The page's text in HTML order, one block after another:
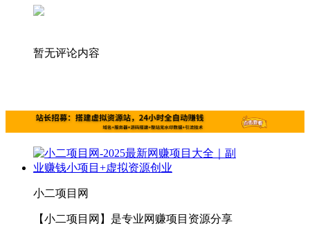
暂无评论内容
小二项目网
【小二项目网】是专业网赚项目资源分享